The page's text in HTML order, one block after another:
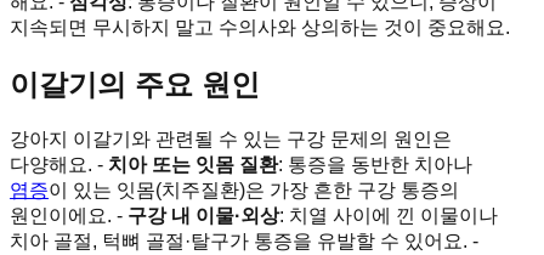
지속되면 무시하지 말고 수의사와 상의하는 것이 중요해요.
이갈기의 주요 원인
강아지 이갈기와 관련될 수 있는 구강 문제의 원인은
다양해요. - 치아 또는 잇몸 질환: 통증을 동반한 치아나
염증이 있는 잇몸(치주질환)은 가장 흔한 구강 통증의
원인이에요. - 구강 내 이물·외상: 치열 사이에 낀 이물이나
치아 골절, 턱뼈 골절·탈구가 통증을 유발할 수 있어요. -